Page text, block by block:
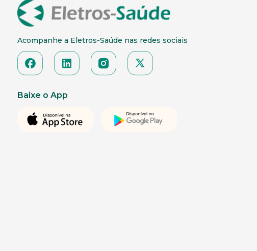
Acompanhe a Eletros-Saúde nas redes sociais
Baixe o App